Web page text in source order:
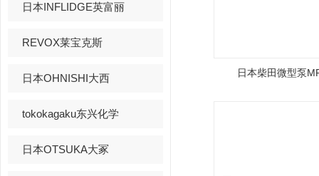
日本INFLIDGE英富丽
REVOX莱宝克斯
日本OHNISHI大西
tokokagaku东兴化学
日本OTSUKA大冢
日本柴田微型泵